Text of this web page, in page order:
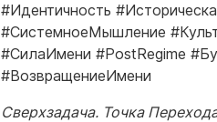
#Идентичность
#СистемноеМышление
#СилаИмени #PostRegime
#ВозвращениеИмени
Сверхзадача. Точка